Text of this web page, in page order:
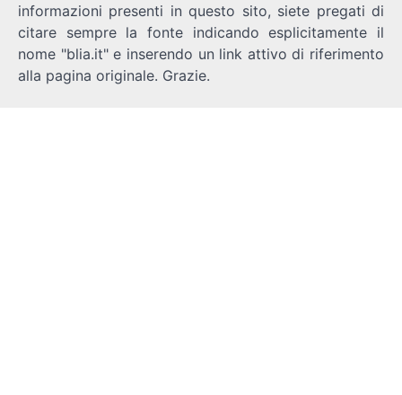
informazioni presenti in questo sito, siete pregati di
citare sempre la fonte indicando esplicitamente il
nome "blia.it" e inserendo un link attivo di riferimento
alla pagina originale. Grazie.